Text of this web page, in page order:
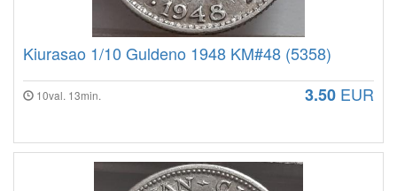
Kiurasao 1/10 Guldeno 1948 KM#48 (5358)
10val. 13min. 3.50 EUR